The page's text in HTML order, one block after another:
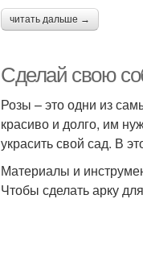
читать дальше →
Сделай свою
Розы – это одни из
красиво и долго, им
украсить свой сад. В
Материалы и
Чтобы сделать арку